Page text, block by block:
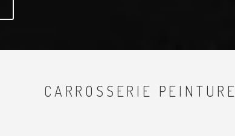
CARROSSERIE PEINTURE